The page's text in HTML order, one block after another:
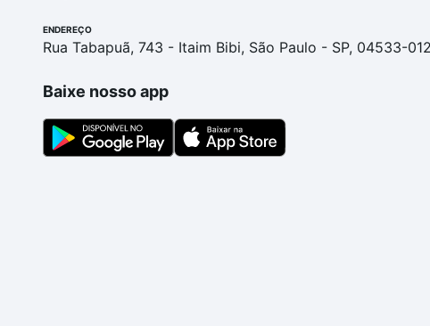
ENDEREÇO
Rua Tabapuã, 743 - Itaim Bibi, São Paulo - SP, 04533-012
Baixe nosso app